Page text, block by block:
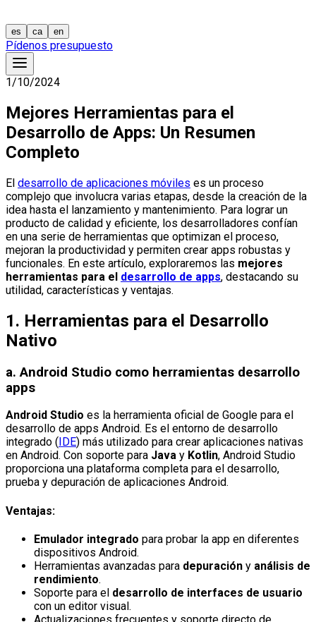
es ca en
Pídenos presupuesto
1/10/2024
Mejores Herramientas para el
Desarrollo de Apps: Un Resumen
Completo
El desarrollo de aplicaciones móviles es un proceso
complejo que involucra varias etapas, desde la creación de la
idea hasta el lanzamiento y mantenimiento. Para lograr un
producto de calidad y eficiente, los desarrolladores confían
en una serie de herramientas que optimizan el proceso,
mejoran la productividad y permiten crear apps robustas y
funcionales. En este artículo, exploraremos las mejores
herramientas para el desarrollo de apps, destacando su
utilidad, características y ventajas.
1. Herramientas para el Desarrollo
Nativo
a.Android Studio como herramientas desarrollo
apps
Android Studio es la herramienta oficial de Google para el
desarrollo de apps Android. Es el entorno de desarrollo
integrado ( IDE) más utilizado para crear aplicaciones nativas
en Android. Con soporte para Java y Kotlin, Android Studio
proporciona una plataforma completa para el desarrollo,
prueba y depuración de aplicaciones Android.
Ventajas:
Emulador integrado para probar la app en diferentes
dispositivos Android.
Herramientas avanzadas para depuración y análisis de
rendimiento.
Soporte para el desarrollo de interfaces de usuario
con un editor visual.